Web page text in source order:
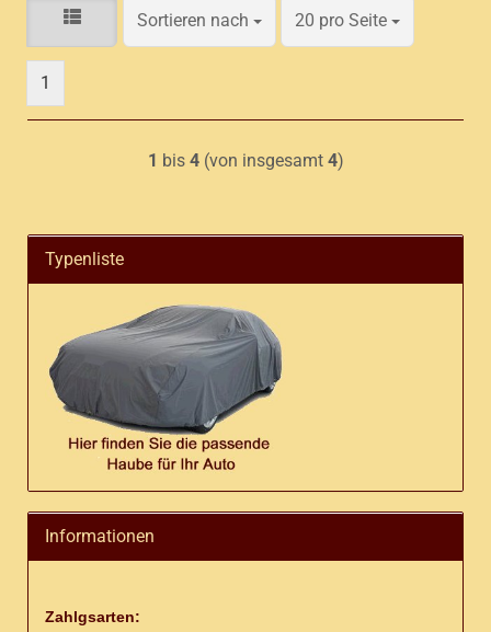
Sortieren nach
Sortieren nach 20 pro Seite
pro Seite
1
1 bis 4(von insgesamt 4)
Typenliste
Informationen
Zahlgsarten: